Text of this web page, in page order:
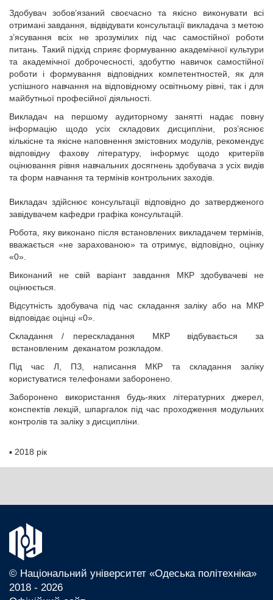
Здобувач зобов’язаний своєчасно та якісно виконувати всі
отримані завдання, відвідувати консультації викладача з метою
з’ясування всіх не зрозумілих під час самостійної роботи
питань. Такий підхід сприяє формуванню академічної культури
та академічної доброчесності, здобуттю навичок самостійної
роботи і формування відповідних компетентностей, як для
успішного навчання на відповідному освітньому рівні, так і для
майбутньої професійної діяльності.
Викладач на першому аудиторному занятті надає повну
інформацію щодо усіх складових дисципліни, роз’яснює
кількісне та якісне наповнення змістовних модулів, рекомендує
відповідну фахову літературу, інформує щодо критеріїв
оцінювання рівня навчальних досягнень здобувача з усіх видів
та форм навчання та термінів контрольних заходів.
Викладач здійснює консультації відповідно до затвердженого
завідувачем кафедри графіка консультацій.
Робота, яку виконано після встановлених викладачем термінів,
вважається «не зарахованою» та отримує, відповідно, оцінку
«0».
Виконаний не свій варіант завдання МКР здобувачеві не
оцінюється.
Відсутність здобувача під час складання заліку або на МКР
відповідає оцінці «0».
Складання / перескладання МКР відбувається за
встановленим деканатом розкладом.
Під час Л, ПЗ, написання МКР та складання заліку
користуватися телефонами заборонено.
Заборонено використання будь-яких літературних джерел,
конспектів лекцій, шпаргалок під час проходження модульних
контролів та заліку з дисципліни.
▪ 2018 рік
© Національний університет «Одеська політехніка»
2018 - 2026